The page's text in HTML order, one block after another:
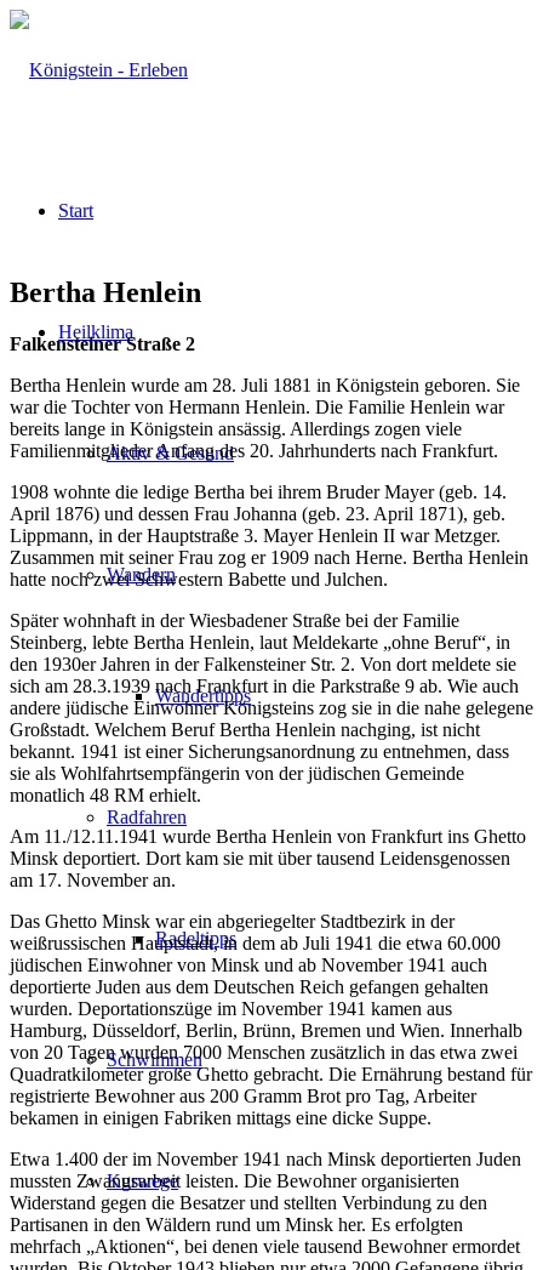
Start
Heilklima
Aktiv & Gesund
Wandern
Wandertipps
Radfahren
Radeltipps
Schwimmen
Kurwege
Bertha Henlein
Falkensteiner Straße 2
Bertha Henlein wurde am 28. Juli 1881 in Königstein geboren. Sie
war die Tochter von Hermann Henlein. Die Familie Henlein war
bereits lange in Königstein ansässig. Allerdings zogen viele
Familienmitglieder Anfang des 20. Jahrhunderts nach Frankfurt.
1908 wohnte die ledige Bertha bei ihrem Bruder Mayer (geb. 14.
April 1876) und dessen Frau Johanna (geb. 23. April 1871), geb.
Lippmann, in der Hauptstraße 3. Mayer Henlein II war Metzger.
Zusammen mit seiner Frau zog er 1909 nach Herne. Bertha Henlein
hatte noch zwei Schwestern Babette und Julchen.
Später wohnhaft in der Wiesbadener Straße bei der Familie
Steinberg, lebte Bertha Henlein, laut Meldekarte „ohne Beruf“, in
den 1930er Jahren in der Falkensteiner Str. 2. Von dort meldete sie
sich am 28.3.1939 nach Frankfurt in die Parkstraße 9 ab. Wie auch
andere jüdische Einwohner Königsteins zog sie in die nahe gelegene
Großstadt. Welchem Beruf Bertha Henlein nachging, ist nicht
bekannt. 1941 ist einer Sicherungsanordnung zu entnehmen, dass
sie als Wohlfahrtsempfängerin von der jüdischen Gemeinde
monatlich 48 RM erhielt.
Am 11./12.11.1941 wurde Bertha Henlein von Frankfurt ins Ghetto
Minsk deportiert. Dort kam sie mit über tausend Leidensgenossen
am 17. November an.
Das Ghetto Minsk war ein abgeriegelter Stadtbezirk in der
weißrussischen Hauptstadt, in dem ab Juli 1941 die etwa 60.000
jüdischen Einwohner von Minsk und ab November 1941 auch
deportierte Juden aus dem Deutschen Reich gefangen gehalten
wurden. Deportationszüge im November 1941 kamen aus
Hamburg, Düsseldorf, Berlin, Brünn, Bremen und Wien. Innerhalb
von 20 Tagen wurden 7000 Menschen zusätzlich in das etwa zwei
Quadratkilometer große Ghetto gebracht. Die Ernährung bestand für
registrierte Bewohner aus 200 Gramm Brot pro Tag, Arbeiter
bekamen in einigen Fabriken mittags eine dicke Suppe.
Etwa 1.400 der im November 1941 nach Minsk deportierten Juden
mussten Zwangsarbeit leisten. Die Bewohner organisierten
Widerstand gegen die Besatzer und stellten Verbindung zu den
Partisanen in den Wäldern rund um Minsk her. Es erfolgten
mehrfach „Aktionen“, bei denen viele tausend Bewohner ermordet